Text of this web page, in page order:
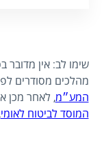
שימו לב: אין
מהלכים מסודרים
המע״מ, לאחר מכן
המוסד לביטוח לאומי